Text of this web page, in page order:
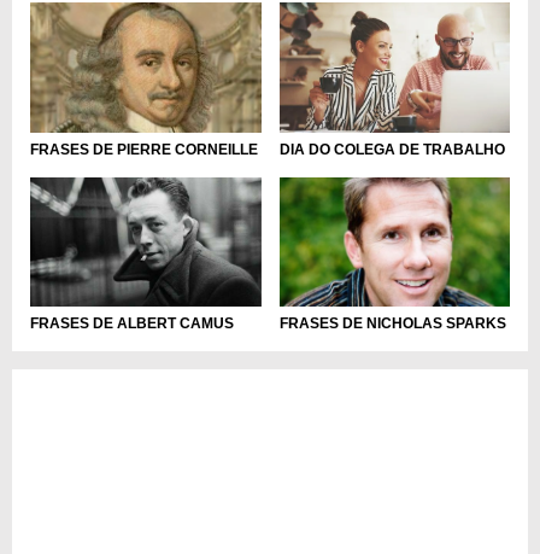
FRASES DE PIERRE CORNEILLE DIA DO COLEGA DE TRABALHO
FRASES DE ALBERT CAMUS FRASES DE NICHOLAS SPARKS